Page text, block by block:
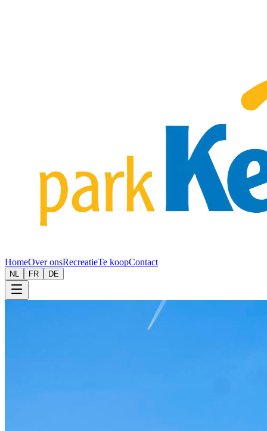
HomeOver onsRecreatieTe koopContact
NL FR DE